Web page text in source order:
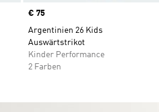
Price
€ 75
Argentinien 26 Kids
Auswärtstrikot
Kinder Performance
2 Farben